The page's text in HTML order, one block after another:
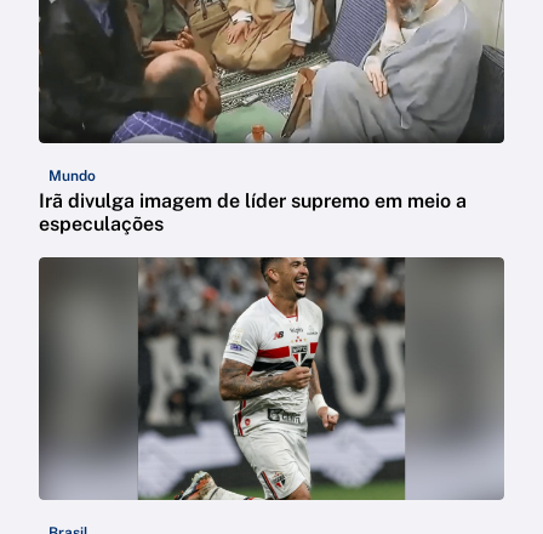
Mundo
Irã divulga imagem de líder supremo em meio a
especulações